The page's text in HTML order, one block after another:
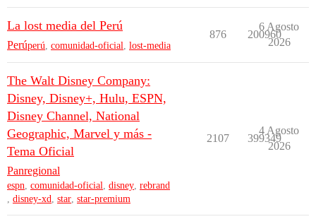
La lost media del Perú
Perúperú comunidad-oficial lost-media
876 200960
6 Agosto
2026
The Walt Disney Company:
Disney, Disney+, Hulu, ESPN,
Disney Channel, National
Geographic, Marvel y más -
Tema Oficial
Panregional
espn, comunidad-oficial, disney, rebrand
, disney-xd, star, star-premium
2107 399349
4 Agosto
2026